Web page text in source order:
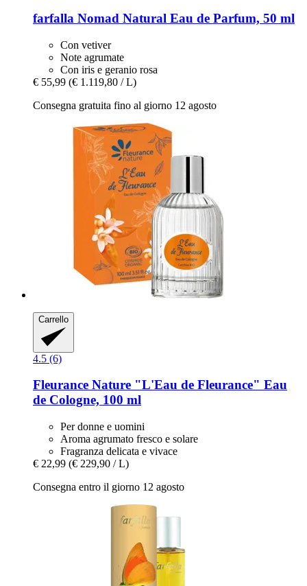
farfalla Nomad Natural Eau de Parfum, 50 ml
Con vetiver
Note agrumate
Con iris e geranio rosa
€ 55,99 (€ 1.119,80 / L)
Consegna gratuita fino al giorno 12 agosto
Carrello
4.5 (6)
Fleurance Nature "L'Eau de Fleurance" Eau
de Cologne, 100 ml
Per donne e uomini
Aroma agrumato fresco e solare
Fragranza delicata e vivace
€ 22,99 (€ 229,90 / L)
Consegna entro il giorno 12 agosto